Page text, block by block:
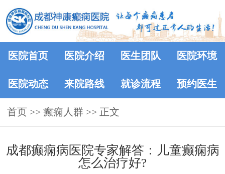
医院首页 医院介绍 医生团队 医院环境
医院动态 来院路线 就诊流程 预约医生
首页 >> 癫痫人群 >> 正文
成都癫痫病医院专家解答：儿童癫痫病
怎么治疗好?